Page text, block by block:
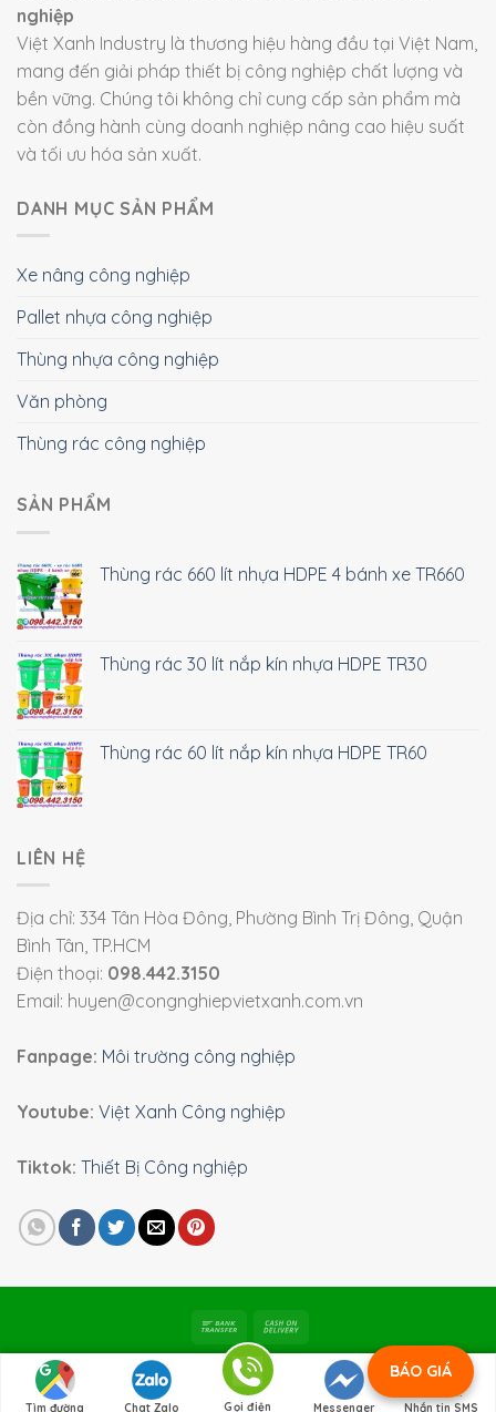
Tìm đường Chat Zalo Gọi điện Messenger Nhắn tin SMS
nghiệp
Việt Xanh Industry là thương hiệu hàng đầu tại Việt Nam,
mang đến giải pháp thiết bị công nghiệp chất lượng và
bền vững. Chúng tôi không chỉ cung cấp sản phẩm mà
còn đồng hành cùng doanh nghiệp nâng cao hiệu suất
và tối ưu hóa sản xuất.
DANH MỤC SẢN PHẨM
Xe nâng công nghiệp
Pallet nhựa công nghiệp
Thùng nhựa công nghiệp
Văn phòng
Thùng rác công nghiệp
SẢN PHẨM
Thùng rác 660 lít nhựa HDPE 4 bánh xe TR660
Thùng rác 30 lít nắp kín nhựa HDPE TR30
Thùng rác 60 lít nắp kín nhựa HDPE TR60
LIÊN HỆ
Địa chỉ: 334 Tân Hòa Đông, Phường Bình Trị Đông, Quận
Bình Tân, TP.HCM
Điện thoại: 098.442.3150
Email: huyen@congnghiepvietxanh.com.vn
Fanpage: Môi trường công nghiệp
Youtube: Việt Xanh Công nghiệp
Tiktok: Thiết Bị Công nghiệp
BÁO GIÁ
Bản quyền 2026 © Viet Xanh Industry |Môi trường công
nghiệp